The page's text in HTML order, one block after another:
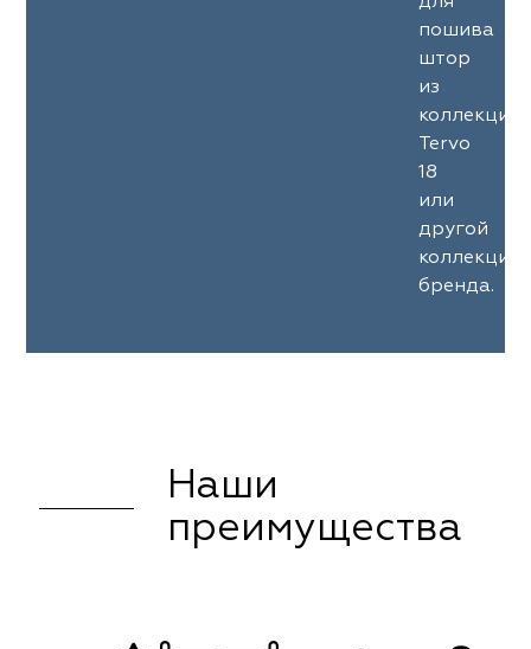
пошива
штор
из
Tervo
18
или
другой
коллекции
бренда.
Наши
преимущества